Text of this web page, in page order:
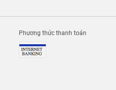
Phương thức thanh toán